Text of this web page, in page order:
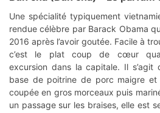
Une spécialité typiquement
rendue célèbre par Barack Obama
2016 après l’avoir goutée. Facile à
c’est le plat coup de cœur
excursion dans la capitale. Il
base de poitrine de porc maigre
coupée en gros morceaux puis
un passage sur les braises, elle est